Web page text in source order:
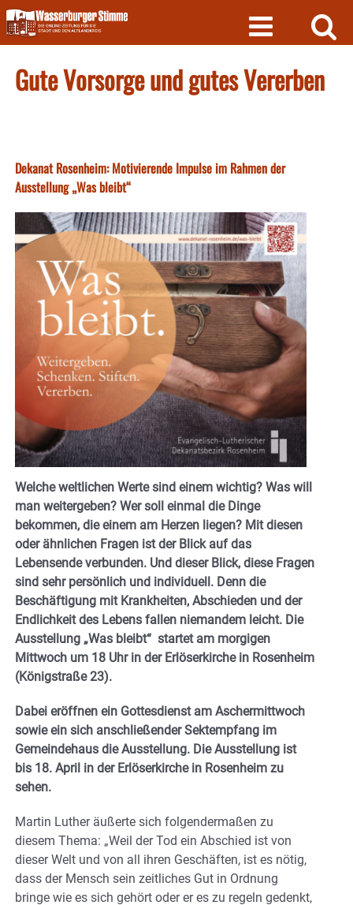
Skip
to
content
Gute Vorsorge und gutes Vererben
Dekanat Rosenheim: Motivierende Impulse im Rahmen der
Ausstellung „Was bleibt“
Welche weltlichen Werte sind einem wichtig? Was will
man weitergeben? Wer soll einmal die Dinge
bekommen, die einem am Herzen liegen? Mit diesen
oder ähnlichen Fragen ist der Blick auf das
Lebensende verbunden. Und dieser Blick, diese Fragen
sind sehr persönlich und individuell. Denn die
Beschäftigung mit Krankheiten, Abschieden und der
Endlichkeit des Lebens fallen niemandem leicht. Die
Ausstellung „Was bleibt“ startet am morgigen
Mittwoch um 18 Uhr in der Erlöserkirche in Rosenheim
(Königstraße 23).
Dabei eröffnen ein Gottesdienst am Aschermittwoch
sowie ein sich anschließender Sektempfang im
Gemeindehaus die Ausstellung. Die Ausstellung ist
bis 18. April in der Erlöserkirche in Rosenheim zu
sehen.
Martin Luther äußerte sich folgendermaßen zu
diesem Thema: „Weil der Tod ein Abschied ist von
dieser Welt und von all ihren Geschäften, ist es nötig,
dass der Mensch sein zeitliches Gut in Ordnung
bringe wie es sich gehört oder er es zu regeln gedenkt,